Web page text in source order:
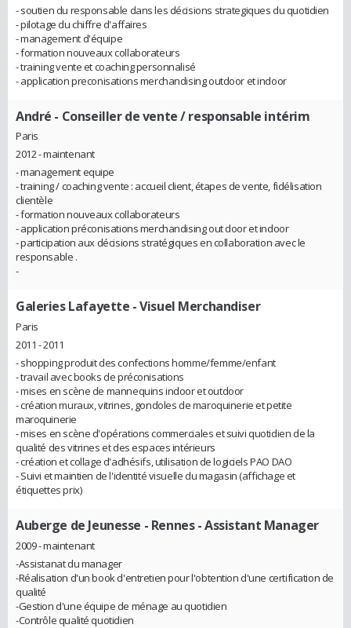
- soutien du responsable dans les décisions strategiques du quotidien
- pilotage du chiffre d'affaires
- management d'équipe
- formation nouveaux collaborateurs
- training vente et coaching personnalisé
- application preconisations merchandising outdoor et indoor
André - Conseiller de vente / responsable intérim
Paris
2012 - maintenant
- management equipe
- training / coaching vente : accueil client, étapes de vente, fidélisation
clientèle
- formation nouveaux collaborateurs
- application préconisations merchandising out door et indoor
- participation aux décisions stratégiques en collaboration avec le
responsable .
-
Galeries Lafayette - Visuel Merchandiser
Paris
2011 - 2011
- shopping produit des confections homme/femme/enfant
- travail avec books de préconisations
- mises en scène de mannequins indoor et outdoor
- création muraux, vitrines, gondoles de maroquinerie et petite
maroquinerie
- mises en scène d'opérations commerciales et suivi quotidien de la
qualité des vitrines et des espaces intérieurs
- création et collage d'adhésifs, utilisation de logiciels PAO DAO
- Suivi et maintien de l'identité visuelle du magasin (affichage et
étiquettes prix)
Auberge de Jeunesse - Rennes- Assistant Manager
2009 - maintenant
-Assistanat du manager
-Réalisation d'un book d'entretien pour l'obtention d'une certification de
qualité
-Gestion d'une équipe de ménage au quotidien
-Contrôle qualité quotidien